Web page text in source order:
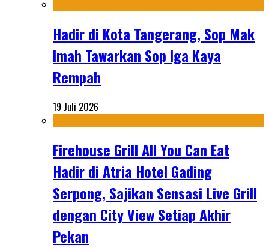
Hadir di Kota Tangerang, Sop Mak
Imah Tawarkan Sop Iga Kaya
Rempah
19 Juli 2026
Firehouse Grill All You Can Eat
Hadir di Atria Hotel Gading
Serpong, Sajikan Sensasi Live Grill
dengan City View Setiap Akhir
Pekan